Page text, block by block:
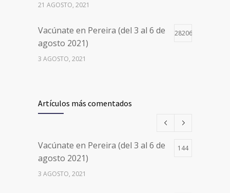
21 AGOSTO, 2021
Vacúnate en Pereira (del 3 al 6 de
agosto 2021)
28206
3 AGOSTO, 2021
de agosto 2021) mayores de 20
años
Números de Teléfono y Horarios
de Atención para pedir Citas
Médicas en los 5 departamentos
Artículos más comentados
Vacúnate en Pereira (del 3 al 6 de
agosto 2021)
144
3 AGOSTO, 2021